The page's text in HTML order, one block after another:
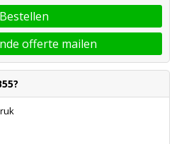
Bestellen
offerte mailen